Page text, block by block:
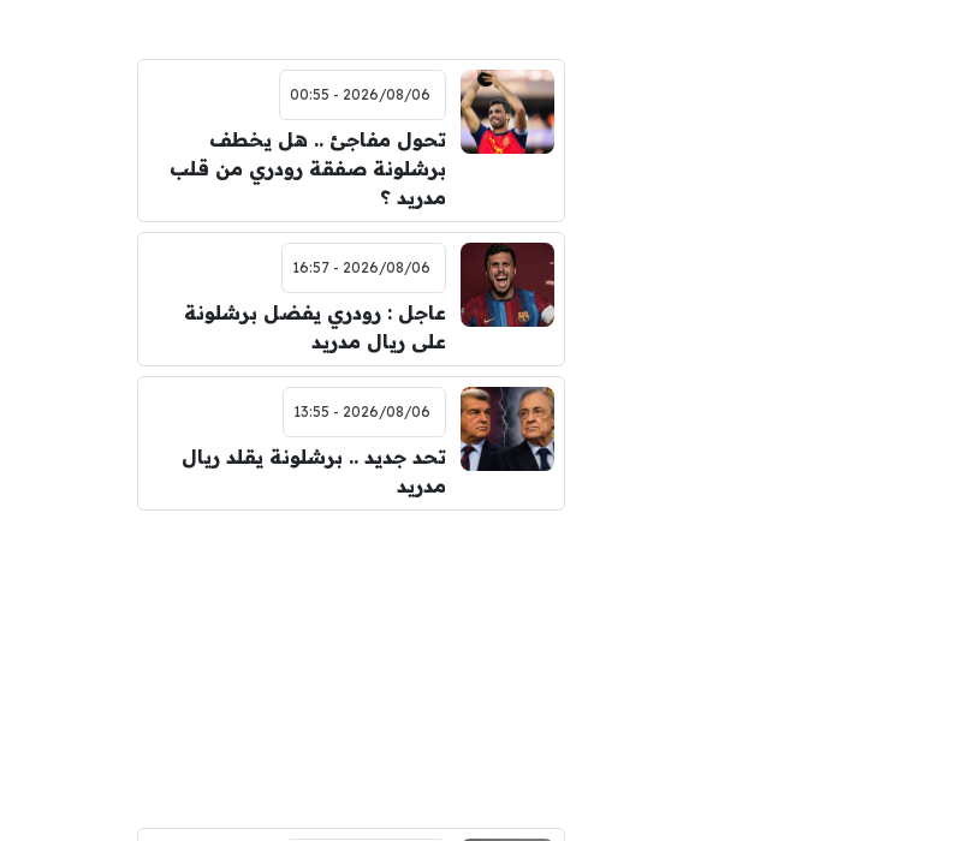
2026/08/06 - 00:55
تحول مفاجئ .. هل يخطف
برشلونة صفقة رودري من قلب
مدريد ؟
2026/08/06 - 16:57
عاجل : رودري يفضل برشلونة
على ريال مدريد
2026/08/06 - 13:55
تحد جديد .. برشلونة يقلد ريال
مدريد